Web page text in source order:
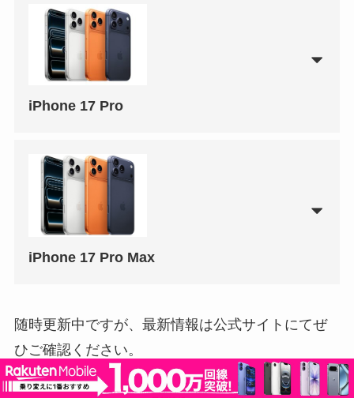
iPhone 17 Pro
iPhone 17 Pro Max
随時更新中ですが、最新情報は公式サイトにてぜ
ひご確認ください。